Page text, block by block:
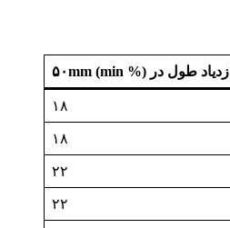
ازدیاد طول در ۵۰mm (min %)
۱۸
۱۸
۲۲
۲۲